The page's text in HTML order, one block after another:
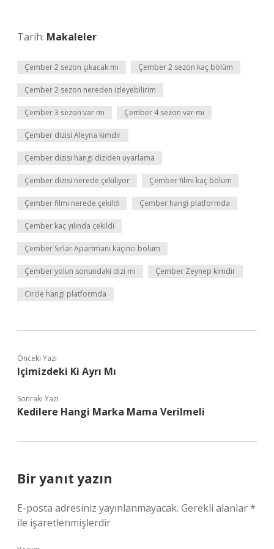
Tarih: Makaleler
Çember 2 sezon çıkacak mı Çember 2 sezon kaç bölüm
Çember 2 sezon nereden izleyebilirim
Çember 3 sezon var mı Çember 4 sezon var mı
Çember dizisi Aleyna kimdir
Çember dizisi hangi diziden uyarlama
Çember dizisi nerede çekiliyor Çember filmi kaç bölüm
Çember filmi nerede çekildi Çember hangi platformda
Çember kaç yılında çekildi
Çember Sırlar Apartmanı kaçıncı bölüm
Çember yolun sonundaki dizi mi Çember Zeynep kimdir
Circle hangi platformda
Önceki Yazı
Içimizdeki Ki Ayrı Mı
Sonraki Yazı
Kedilere Hangi Marka Mama Verilmeli
Bir yanıt yazın
E-posta adresiniz yayınlanmayacak. Gerekli alanlar*
ile işaretlenmişlerdir